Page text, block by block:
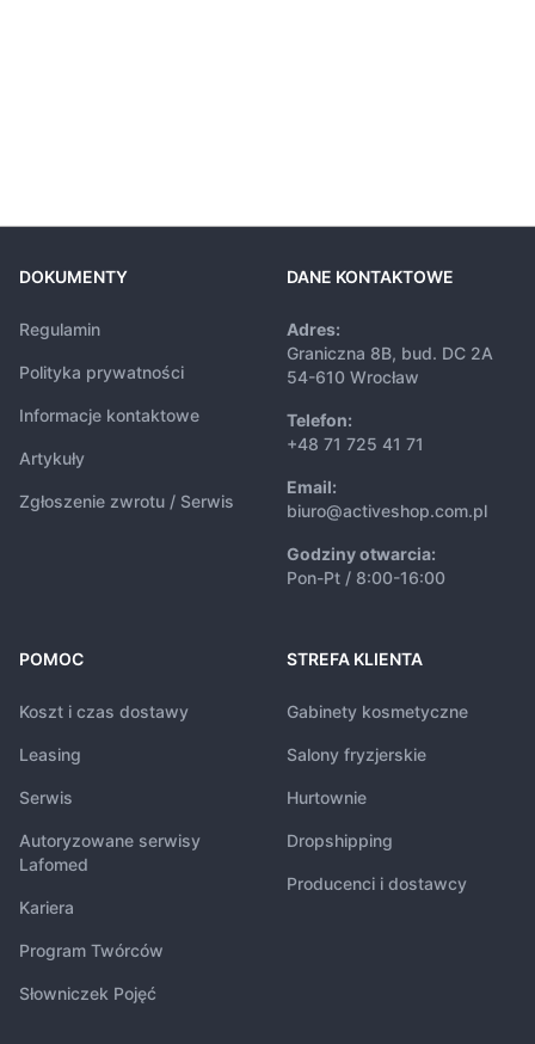
DOKUMENTY
Regulamin
Polityka prywatności
Informacje kontaktowe
Artykuły
Zgłoszenie zwrotu / Serwis
DANE KONTAKTOWE
Adres:
Graniczna 8B, bud. DC 2A
54-610 Wrocław
Telefon:
+48 71 725 41 71
Email:
biuro@activeshop.com.pl
Godziny otwarcia:
Pon-Pt / 8:00-16:00
POMOC
Koszt i czas dostawy
Leasing
Serwis
Autoryzowane serwisy
Lafomed
Kariera
Program Twórców
Słowniczek Pojęć
STREFA KLIENTA
Gabinety kosmetyczne
Salony fryzjerskie
Hurtownie
Dropshipping
Producenci i dostawcy